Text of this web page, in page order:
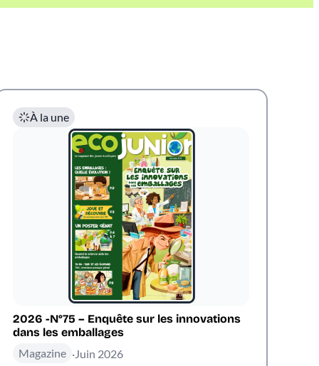
À la une
2026 -N°75 – Enquête sur les innovations
dans les emballages
Magazine · Juin 2026